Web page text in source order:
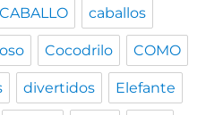
CABALLO caballos
Cocodrilo COMO
divertidos Elefante